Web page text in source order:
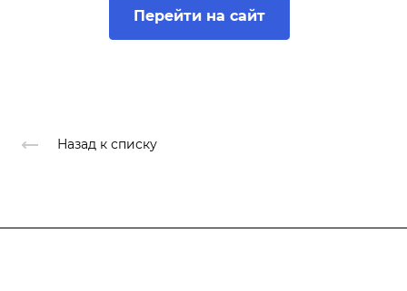
Перейти на сайт
Назад к списку